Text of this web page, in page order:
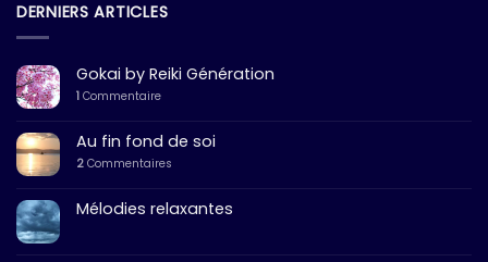
DERNIERS ARTICLES
Gokai by Reiki Génération
1 Commentaire
Au fin fond de soi
2 Commentaires
Mélodies relaxantes